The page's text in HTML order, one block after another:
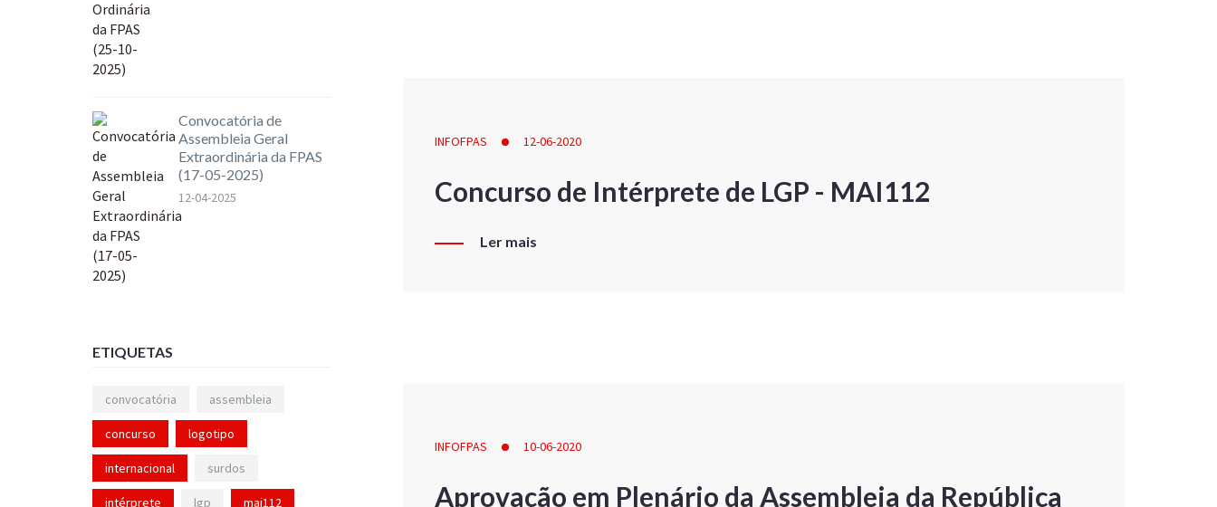
INFOFPAS 12-06-2020
Concurso de Intérprete de LGP - MAI112
Ler mais
INFOFPAS 10-06-2020
Aprovação em Plenário da Assembleia da República
Convocatória de
Assembleia Geral
Extraordinária da FPAS
(17-05-2025)
12-04-2025
ETIQUETAS
convocatória assembleia
concurso logotipo
internacional surdos
intérprete lgp mai112